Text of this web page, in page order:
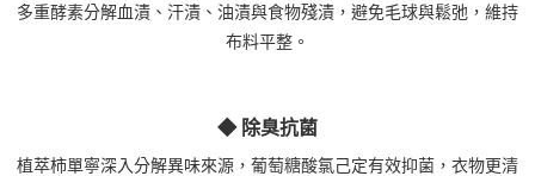
多重酵素分解血漬、汗漬、油漬與食物殘漬，避免毛球與鬆弛，維持
布料平整。
◆ 除臭抗菌
植萃柿單寧深入分解異味來源，葡萄糖酸氯己定有效抑菌，衣物更清